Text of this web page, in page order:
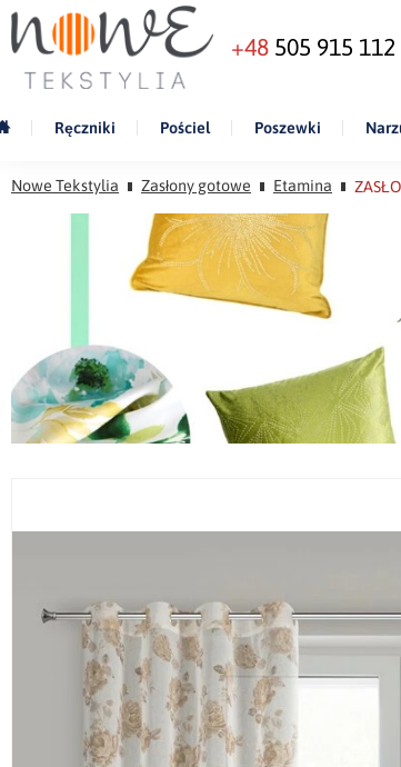
+48 505 915 112
Ręczniki Pościel Poszewki
Nowe Tekstylia Zasłony gotowe Etamina